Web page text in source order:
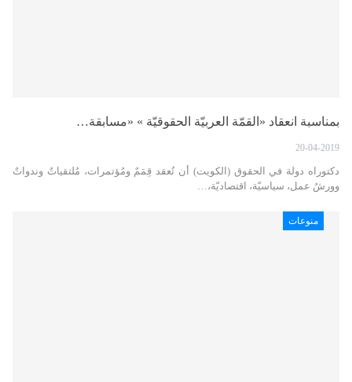
بمناسبة انعقاد «القمّة العربيّة الحقوقيّة » «مسابقة…
20-04-2019
دكتوراه دولة في الحقوق (الكويت) أن تُعقد قِمَمٌ ومُؤتمرات، مُلتقياتٌ وندواتٌ
وورشُ عمل، سياسيّة، اقتصاديّة،…
منوعات